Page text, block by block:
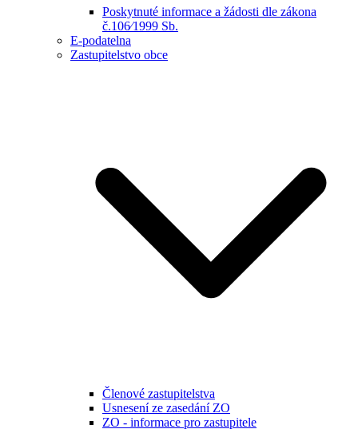
Poskytnuté informace a žádosti dle zákona
č.106⁄1999 Sb.
E-podatelna
Zastupitelstvo obce
Členové zastupitelstva
Usnesení ze zasedání ZO
ZO - informace pro zastupitele